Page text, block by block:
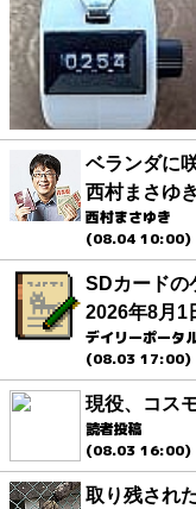
ベランダに
西村まさゆき
西村まさゆき
(08.04 10:00)
SDカードの
2026年8月1
デイリーポータ
(08.03 17:00)
現役、コス
読者投稿
(08.03 16:00)
取り残され